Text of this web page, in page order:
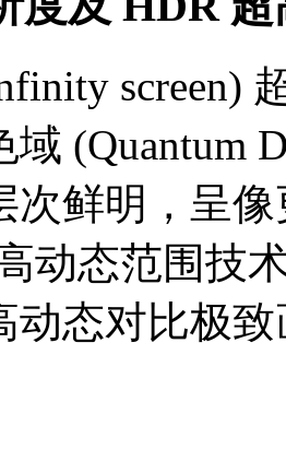
screen) 超
域 (Quantum
鲜明，
动态范围技术
高动态对比极